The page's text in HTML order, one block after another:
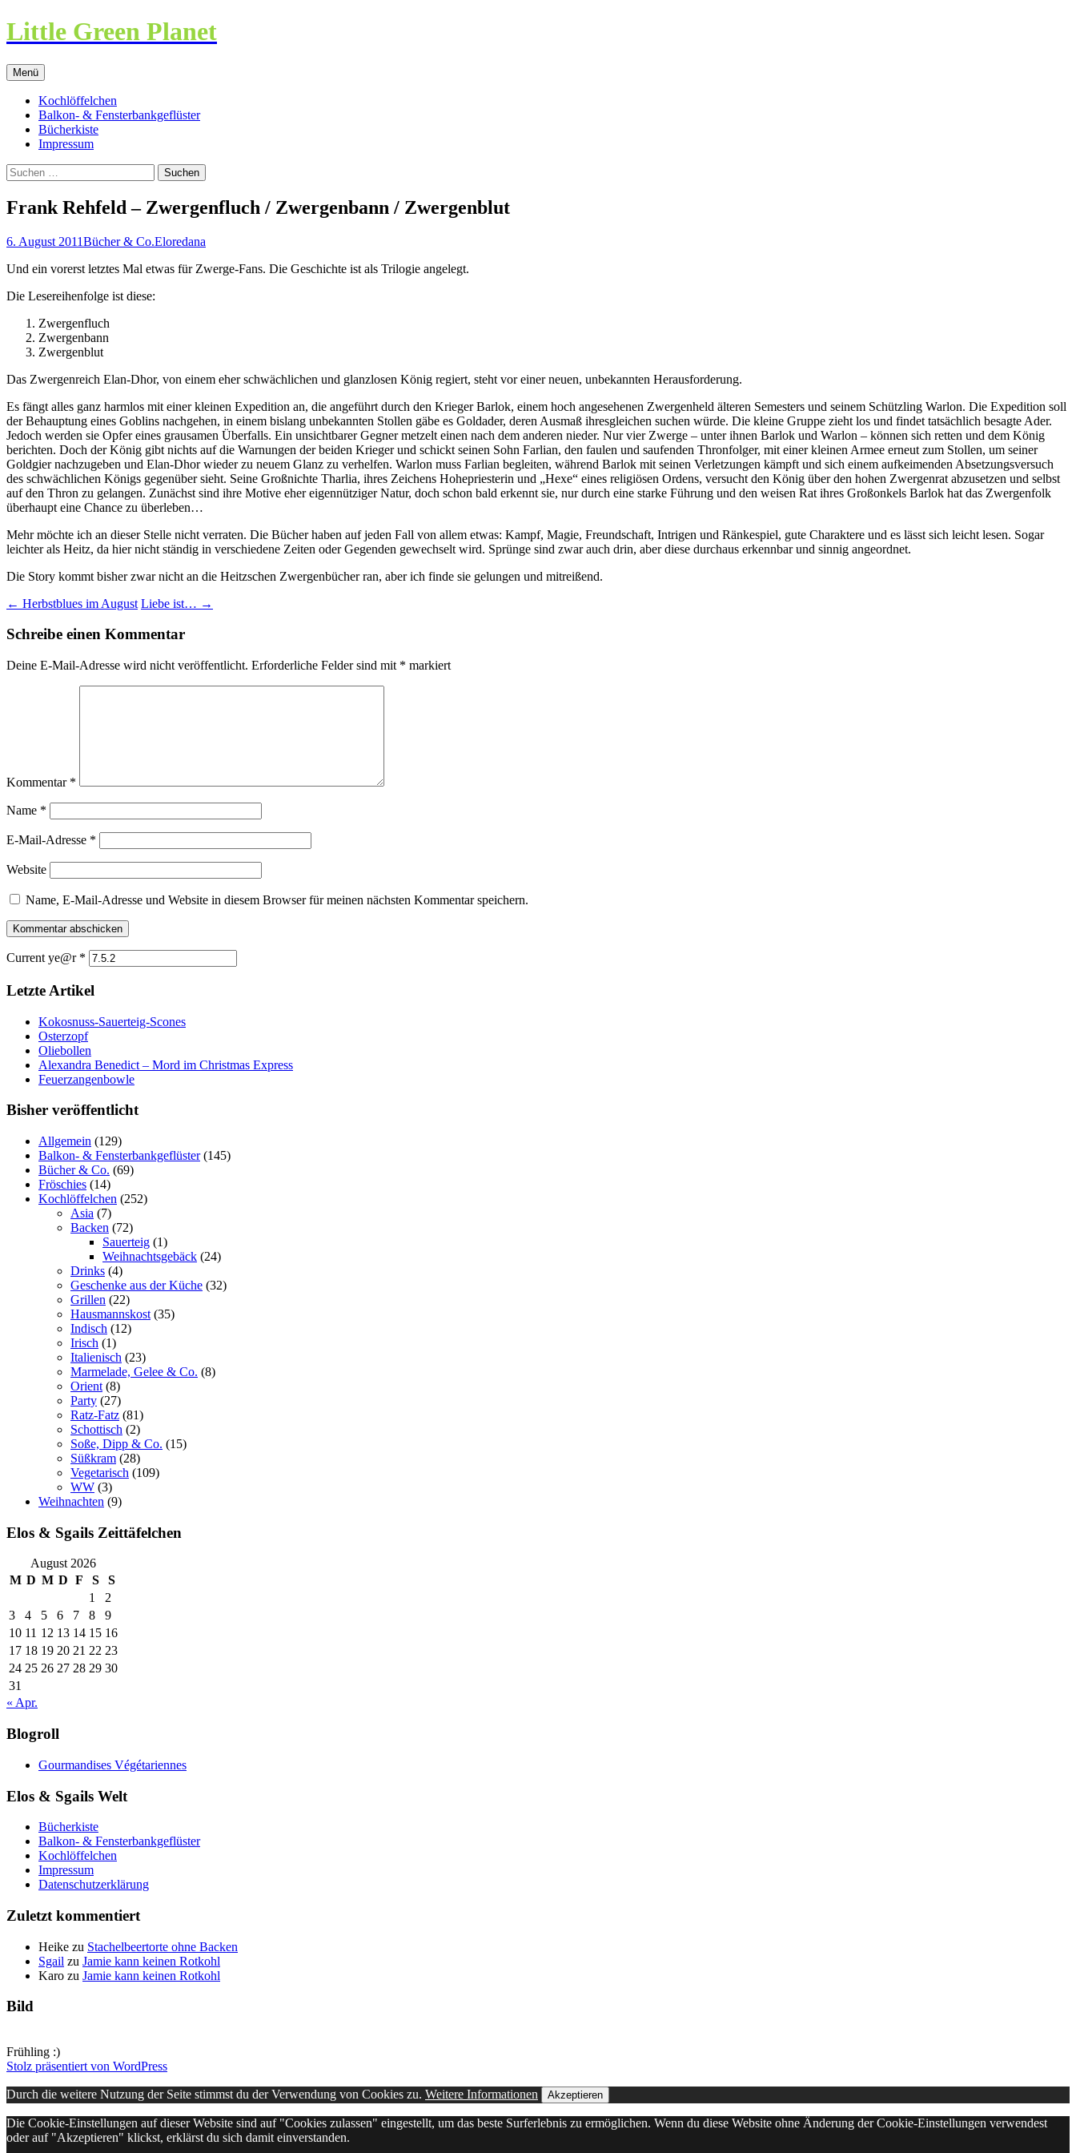
Little Green Planet
Menü Zum
Inhalt
springen
Kochlöffelchen
Balkon- & Fensterbankgeflüster
Bücherkiste
Impressum
Suchen
nach:
Frank Rehfeld – Zwergenfluch / Zwergenbann / Zwergenblut
6. August 2011Bücher & Co.Eloredana
Und ein vorerst letztes Mal etwas für Zwerge-Fans. Die Geschichte ist als Trilogie angelegt.
Die Lesereihenfolge ist diese:
Zwergenfluch
Zwergenbann
Zwergenblut
Das Zwergenreich Elan-Dhor, von einem eher schwächlichen und glanzlosen König regiert, steht vor einer neuen, unbekannten Herausforderung.
Es fängt alles ganz harmlos mit einer kleinen Expedition an, die angeführt durch den Krieger Barlok, einem hoch angesehenen Zwergenheld älteren Semesters und seinem Schützling Warlon. Die Expedition soll
der Behauptung eines Goblins nachgehen, in einem bislang unbekannten Stollen gäbe es Goldader, deren Ausmaß ihresgleichen suchen würde. Die kleine Gruppe zieht los und findet tatsächlich besagte Ader.
Jedoch werden sie Opfer eines grausamen Überfalls. Ein unsichtbarer Gegner metzelt einen nach dem anderen nieder. Nur vier Zwerge – unter ihnen Barlok und Warlon – können sich retten und dem König
berichten. Doch der König gibt nichts auf die Warnungen der beiden Krieger und schickt seinen Sohn Farlian, den faulen und saufenden Thronfolger, mit einer kleinen Armee erneut zum Stollen, um seiner
Goldgier nachzugeben und Elan-Dhor wieder zu neuem Glanz zu verhelfen. Warlon muss Farlian begleiten, während Barlok mit seinen Verletzungen kämpft und sich einem aufkeimenden Absetzungsversuch
des schwächlichen Königs gegenüber sieht. Seine Großnichte Tharlia, ihres Zeichens Hohepriesterin und „Hexe“ eines religiösen Ordens, versucht den König über den hohen Zwergenrat abzusetzen und selbst
auf den Thron zu gelangen. Zunächst sind ihre Motive eher eigennütziger Natur, doch schon bald erkennt sie, nur durch eine starke Führung und den weisen Rat ihres Großonkels Barlok hat das Zwergenfolk
überhaupt eine Chance zu überleben…
Mehr möchte ich an dieser Stelle nicht verraten. Die Bücher haben auf jeden Fall von allem etwas: Kampf, Magie, Freundschaft, Intrigen und Ränkespiel, gute Charaktere und es lässt sich leicht lesen. Sogar
leichter als Heitz, da hier nicht ständig in verschiedene Zeiten oder Gegenden gewechselt wird. Sprünge sind zwar auch drin, aber diese durchaus erkennbar und sinnig angeordnet.
Die Story kommt bisher zwar nicht an die Heitzschen Zwergenbücher ran, aber ich finde sie gelungen und mitreißend.
Beitragsnavigation
← Herbstblues im August Liebe ist… →
Schreibe einen Kommentar
Deine E-Mail-Adresse wird nicht veröffentlicht. Erforderliche Felder sind mit * markiert
Kommentar *
Name *
E-Mail-Adresse *
Website
Name, E-Mail-Adresse und Website in diesem Browser für meinen nächsten Kommentar speichern.
Current ye@r *
Letzte Artikel
Kokosnuss-Sauerteig-Scones
Osterzopf
Oliebollen
Alexandra Benedict – Mord im Christmas Express
Feuerzangenbowle
Bisher veröffentlicht
Allgemein (129)
Balkon- & Fensterbankgeflüster(145)
Bücher & Co. (69)
Fröschies (14)
Kochlöffelchen (252)
Asia (7)
Backen (72)
Sauerteig (1)
Weihnachtsgebäck (24)
Drinks (4)
Geschenke aus der Küche (32)
Grillen (22)
Hausmannskost (35)
Indisch (12)
Irisch (1)
Italienisch (23)
Marmelade, Gelee & Co. (8)
Orient (8)
Party (27)
Ratz-Fatz (81)
Schottisch (2)
Soße, Dipp & Co. (15)
Süßkram (28)
Vegetarisch (109)
WW (3)
Weihnachten (9)
Elos & Sgails Zeittäfelchen
August 2026
M D M D F S
S
1
2
3
4 5 6 7 8
9
10 11 12 13 14 15 16
17 18 19 20 21 22 23
24 25 26 27 28 29 30
31
« Apr.
Blogroll
Gourmandises Végétariennes
Elos & Sgails Welt
Bücherkiste
Balkon- & Fensterbankgeflüster
Kochlöffelchen
Impressum
Datenschutzerklärung
Zuletzt kommentiert
Heike zu Stachelbeertorte ohne Backen
Sgail zu Jamie kann keinen Rotkohl
Karo zu Jamie kann keinen Rotkohl
Bild
Frühling :)
Stolz präsentiert von WordPress
Durch die weitere Nutzung der Seite stimmst du der Verwendung von Cookies zu. Weitere Informationen Akzeptieren
Die Cookie-Einstellungen auf dieser Website sind auf "Cookies zulassen" eingestellt, um das beste Surferlebnis zu ermöglichen. Wenn du diese Website ohne Änderung der Cookie-Einstellungen verwendest
oder auf "Akzeptieren" klickst, erklärst du sich damit einverstanden.